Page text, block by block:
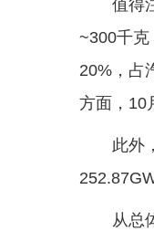
值得
~300千克
20%，占
方面，10
此外
从总